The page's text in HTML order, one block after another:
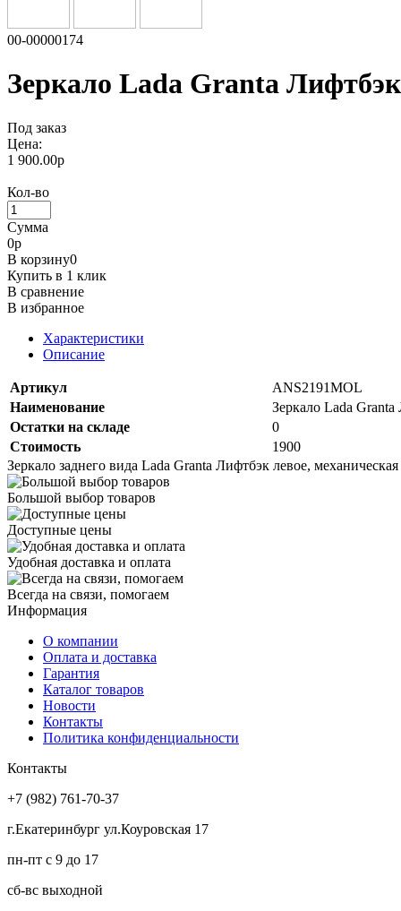
00-00000174
Зеркало Lada Granta Лифтбэк
Под заказ
Цена:
1 900.00р
Кол-во
Сумма
0р
В корзину0
Купить в 1 клик
В сравнение
В избранное
Характеристики
Описание
Артикул
ANS2191MOL
Наименование
Зеркало Lada
Остатки на складе
0
Стоимость
1900
Зеркало заднего вида Lada Granta Лифтбэк левое,
Большой выбор товаров
Доступные цены
Удобная доставка и оплата
Всегда на связи, помогаем
Информация
О компании
Оплата и доставка
Гарантия
Каталог товаров
Новости
Контакты
Политика конфиденциальности
Контакты
+7 (982) 761-70-37
г.Екатеринбург ул.Коуровская 17
пн-пт с 9 до 17
сб-вс выходной